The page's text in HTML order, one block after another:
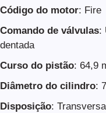
Código do motor: Fire
Comando de válvulas:
dentada
Curso do pistão: 64,9
Diâmetro do cilindro:
Disposição: